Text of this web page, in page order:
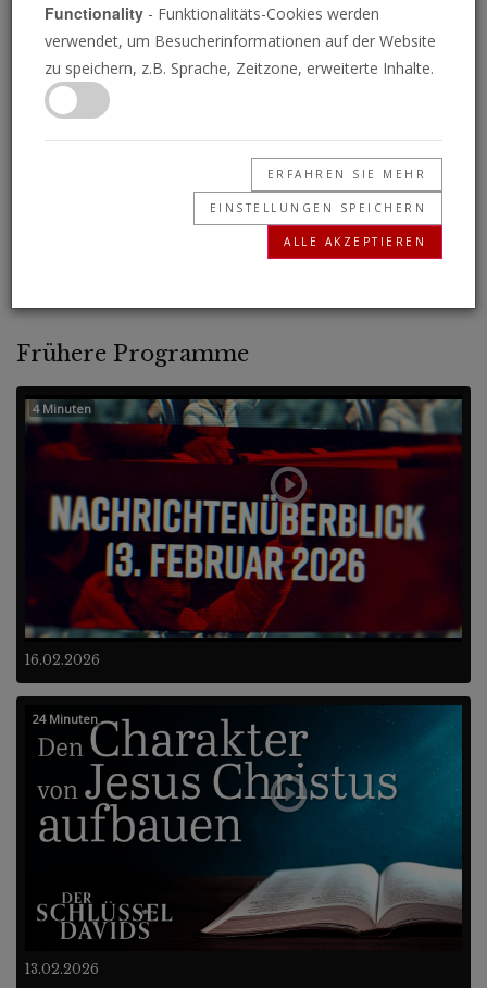
deutscher Führer
unmittelbar bevorsteht
In vielerlei Hinsicht ist Europa ein mächtiger
globaler Akteur. Dennoch befindet es sich
ständig im Umbruch. Warum? Was fehlt Europa,
um seine Konkurrenten zu überholen?
Frühere Programme
16.02.2026
4 Minuten
13.02.2026
24 Minuten
Functionality - Funktionalitäts-Cookies werden
verwendet, um Besucherinformationen auf der Website
zu speichern, z.B. Sprache, Zeitzone, erweiterte Inhalte.
ERFAHREN SIE MEHR
EINSTELLUNGEN SPEICHERN
ALLE AKZEPTIEREN